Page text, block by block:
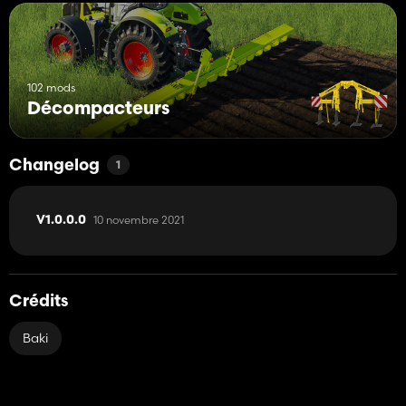
102 mods
Décompacteurs
Changelog 1
V1.0.0.0 10 novembre 2021
Crédits
Baki